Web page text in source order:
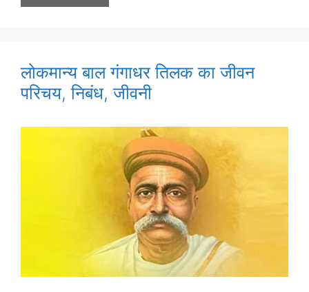
लोकमान्य बाल गंगाधर तिलक का जीवन
परिचय, निबंध, जीवनी